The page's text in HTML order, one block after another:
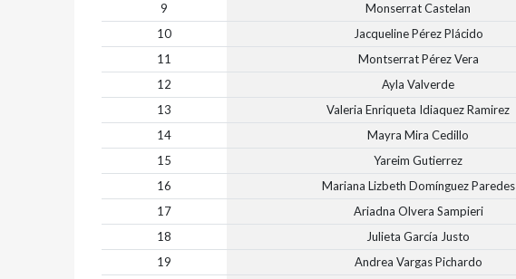
9
Monserrat Castelan
10
Jacqueline Pérez Plácido
11
Montserrat Pérez Vera
12
Ayla Valverde
13
Valeria Enriqueta Idiaquez Ramirez
14
Mayra Mira Cedillo
15
Yareim Gutierrez
16
Mariana Lizbeth Domínguez Paredes
17
Ariadna Olvera Sampieri
18
Julieta García Justo
19
Andrea Vargas Pichardo